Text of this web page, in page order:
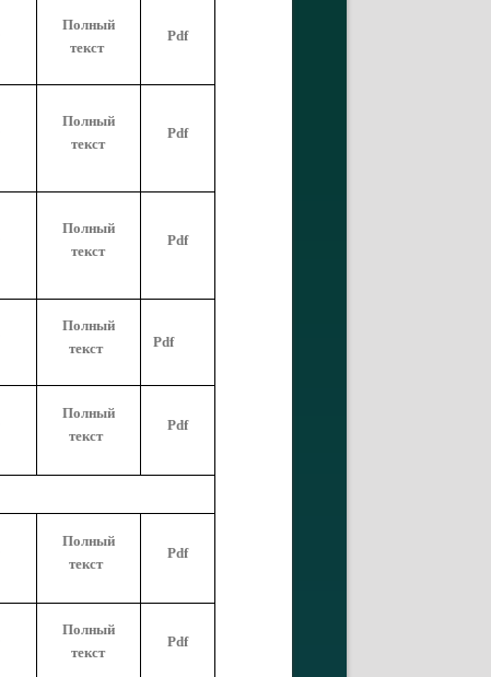
Полный
текст
Pdf
Полный
текст
Pdf
Полный
текст
Pdf
Полный
текст
Pdf
Полный
текст
Pdf
Полный
текст
Pdf
Полный
текст
Pdf